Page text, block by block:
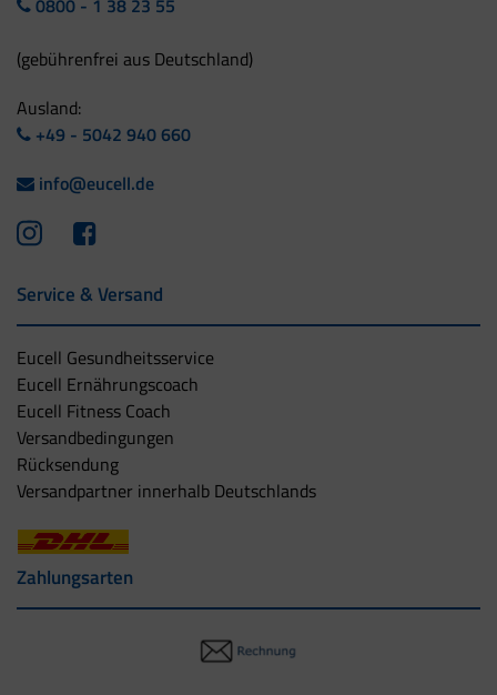
0800 - 1 38 23 55
(gebührenfrei aus Deutschland)
Ausland:
+49 - 5042 940 660
info@eucell.de
Service & Versand
Eucell Gesundheitsservice
Eucell Ernährungscoach
Eucell Fitness Coach
Versandbedingungen
Rücksendung
Versandpartner innerhalb Deutschlands
Zahlungsarten